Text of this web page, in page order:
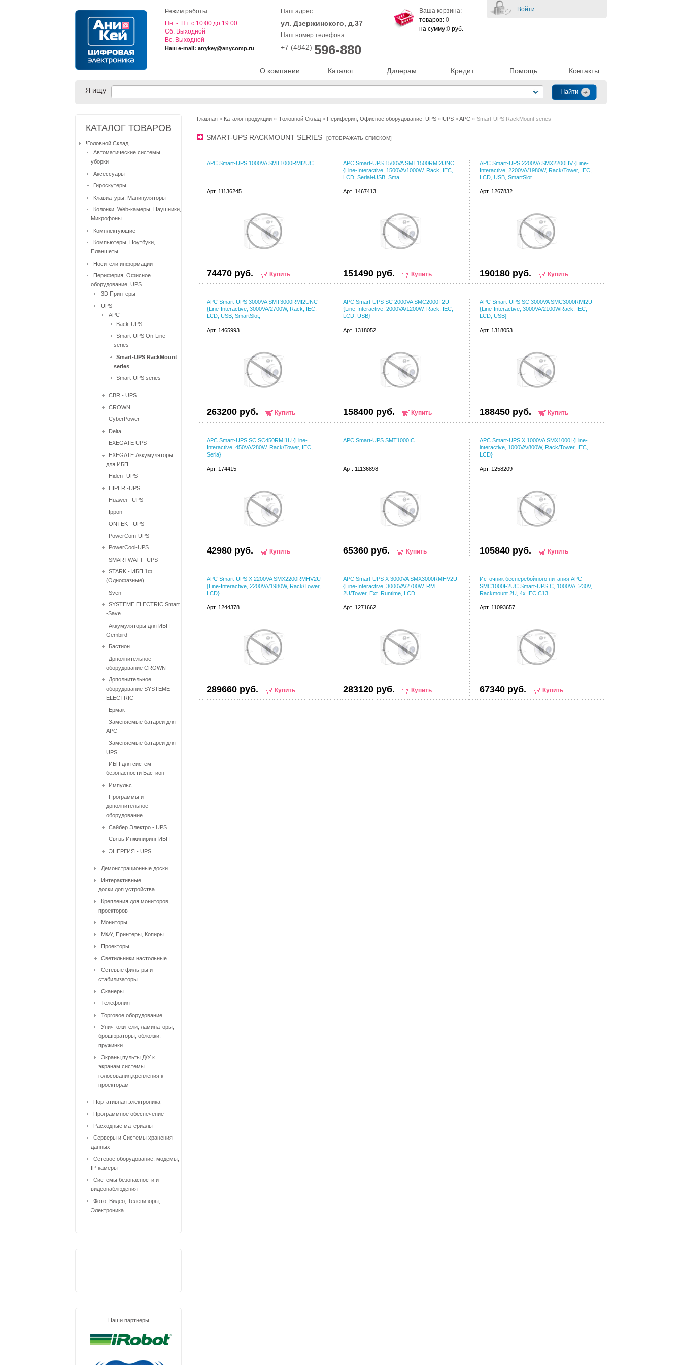
О компании Каталог Дилерам Кредит Помощь Контакты
Режим работы:
Пн. - Пт. с 10:00 до 19:00
Cб. Выходной
Вс. Выходной
Наш e-mail: anykey@anycomp.ru
Наш адрес:
ул. Дзержинского, д.37
Наш номер телефона:
+7 (4842) 596-880
Войти
Ваша корзина:
товаров: 0
на сумму:0 руб.
Я ищу
Главная » Каталог продукции » !Головной Склад » Периферия, Офисное оборудование, UPS » UPS »APC » Smart-UPS RackMount series
SMART-UPS RACKMOUNT SERIES [ОТОБРАЖАТЬ СПИСКОМ]
APC Smart-UPS 1000VA SMT1000RMI2UC
Арт. 11136245
74470 руб. Купить
APC Smart-UPS 1500VA SMT1500RMI2UNC
{Line-Interactive, 1500VA/1000W, Rack, IEC,
LCD, Serial+USB, Sma
Арт. 1467413
151490 руб. Купить
APC Smart-UPS 2200VA SMX2200HV {Line-
Interactive, 2200VA/1980W, Rack/Tower, IEC,
LCD, USB, SmartSlot
Арт. 1267832
190180 руб. Купить
APC Smart-UPS 3000VA SMT3000RMI2UNC
{Line-Interactive, 3000VA/2700W, Rack, IEC,
LCD, USB, SmartSlot,
Арт. 1465993
263200 руб. Купить
APC Smart-UPS SC 2000VA SMC2000I-2U
{Line-Interactive, 2000VA/1200W, Rack, IEC,
LCD, USB}
Арт. 1318052
158400 руб. Купить
APC Smart-UPS SC 3000VA SMC3000RMI2U
{Line-Interactive, 3000VA/2100WRack, IEC,
LCD, USB}
Арт. 1318053
188450 руб. Купить
APC Smart-UPS SC SC450RMI1U {Line-
Interactive, 450VA/280W, Rack/Tower, IEC,
Seria}
Арт. 174415
42980 руб. Купить
APC Smart-UPS SMT1000IC
Арт. 11136898
65360 руб. Купить
APC Smart-UPS X 1000VA SMX1000I {Line-
interactive, 1000VA/800W, Rack/Tower, IEC,
LCD}
Арт. 1258209
105840 руб. Купить
APC Smart-UPS X 2200VA SMX2200RMHV2U
{Line-Interactive, 2200VA/1980W, Rack/Tower,
LCD}
Арт. 1244378
289660 руб. Купить
APC Smart-UPS X 3000VA SMX3000RMHV2U
{Line-Interactive, 3000VA/2700W, RM
2U/Tower, Ext. Runtime, LCD
Арт. 1271662
283120 руб. Купить
Источник бесперебойного питания APC
SMC1000I-2UC Smart-UPS C, 1000VA, 230V,
Rackmount 2U, 4x IEC C13
Арт. 11093657
67340 руб. Купить
КАТАЛОГ ТОВАРОВ
!Головной Склад
Автоматические системы
уборки
Аксессуары
Гироскутеры
Клавиатуры, Манипуляторы
Колонки, Web-камеры, Наушники,
Микрофоны
Комплектующие
Компьютеры, Ноутбуки,
Планшеты
Носители информации
Периферия, Офисное
оборудование, UPS
3D Принтеры
UPS
APC
Back-UPS
Smart-UPS On-Line
series
Smart-UPS RackMount
series
Smart-UPS series
CBR - UPS
CROWN
CyberPower
Delta
EXEGATE UPS
EXEGATE Аккумуляторы
для ИБП
Hiden- UPS
HIPER -UPS
Huawei - UPS
Ippon
ONTEK - UPS
PowerCom-UPS
PowerCool-UPS
SMARTWATT -UPS
STARK - ИБП 1ф
(Однофазные)
Sven
SYSTEME ELECTRIC Smart
-Save
Аккумуляторы для ИБП
Gembird
Бастион
Дополнительное
оборудование CROWN
Дополнительное
оборудование SYSTEME
ELECTRIC
Ермак
Заменяемые батареи для
APC
Заменяемые батареи для
UPS
ИБП для систем
безопасности Бастион
Импульс
Программы и
дополнительное
оборудование
Сайбер Электро - UPS
Связь Инжиниринг ИБП
ЭНЕРГИЯ - UPS
Демонстрационные доски
Интерактивные
доски,доп.устройства
Крепления для мониторов,
проекторов
Мониторы
МФУ, Принтеры, Копиры
Проекторы
Светильники настольные
Сетевые фильтры и
стабилизаторы
Сканеры
Телефония
Торговое оборудование
Уничтожители, ламинаторы,
брошюраторы, обложки,
пружинки
Экраны,пульты Д\У к
экранам,системы
голосования,крепления к
проекторам
Портативная электроника
Программное обеспечение
Расходные материалы
Серверы и Системы хранения
данных
Сетевое оборудование, модемы,
IP-камеры
Системы безопасности и
видеонаблюдения
Фото, Видео, Телевизоры,
Электроника
Наши партнеры